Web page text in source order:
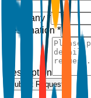
Company *
Designation *
Description
Submit Request